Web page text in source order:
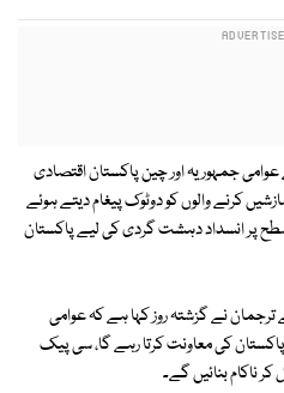
جمہوریہ اور چین پاکستان اقتصادی
کرنے والوں کو دوٹوک پیغام دیتے ہوئے
پر انسداد دہشت گردی کی لیے پاکستان
نے گزشتہ روز کہا ہے کہ عوامی
کی معاونت کرتا رہے گا، سی پیک
ناکام بنائیں گے۔